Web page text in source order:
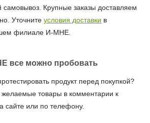
самовывоз. Крупные заказы доставляем
Уточните условия доставки в
филиале И-МНЕ.
все можно пробовать
продукт перед покупкой?
желаемые товары в комментарии к
сайте или по телефону.